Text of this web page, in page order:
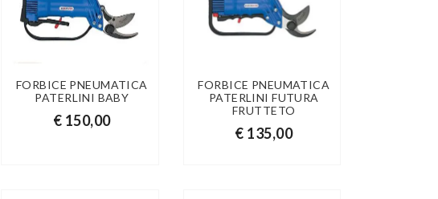
FORBICE PNEUMATICA
PATERLINI BABY
€ 150,00
FORBICE PNEUMATICA
PATERLINI FUTURA
FRUTTETO
€ 135,00